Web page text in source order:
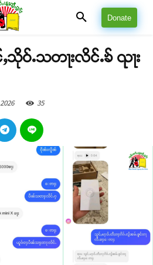
Donate
သိုဝ်ႉသတႃးလိင်ႉၶ် ၺႃး
35